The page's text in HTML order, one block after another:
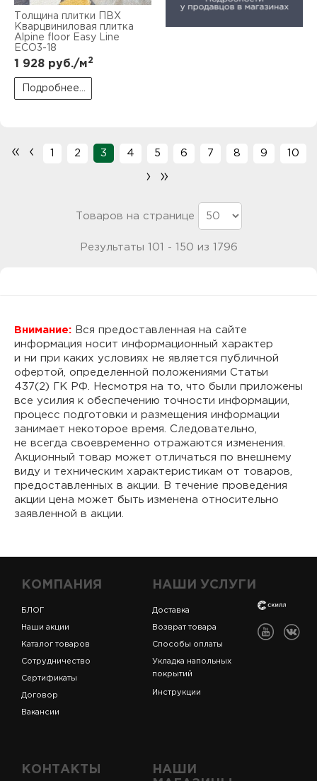
Толщина плитки ПВХ
Кварцвиниловая плитка
Alpine floor Easy Line
ЕСО3-18
1 928 руб./м2
Подробнее...
« ‹ 2 3 4 5 6 7 8 9 10
› »
Товаров на странице
Результаты 101 - 150 из 1796
Внимание: Вся предоставленная на сайте
информация носит информационный характер
и ни при каких условиях не является публичной
офертой, определенной положениями Статьи
437(2) ГК РФ. Несмотря на то, что были приложены
все усилия к обеспечению точности информации,
процесс подготовки и размещения информации
занимает некоторое время. Следовательно,
не всегда своевременно отражаются изменения.
Акционный товар может отличаться по внешнему
виду и техническим характеристикам от товаров,
предоставленных в акции. В течение проведения
акции цена может быть изменена относительно
заявленной в акции.
КОМПАНИЯ
БЛОГ
Наши акции
Каталог товаров
Сотрудничество
Сертификаты
Договор
Вакансии
НАШИ УСЛУГИ
Доставка
Возврат товара
Способы оплаты
Укладка напольных
покрытий
Инструкции
КОНТАКТЫ
НАШИ